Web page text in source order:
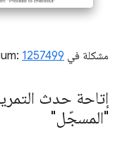
مشكلة في Chromium: 1257499
إتاحة حدث
"المسجّل"